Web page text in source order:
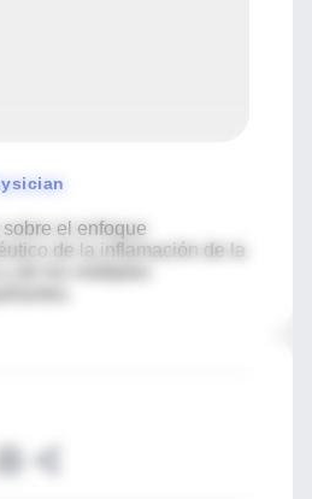
el enfoque
de la inflamación de la